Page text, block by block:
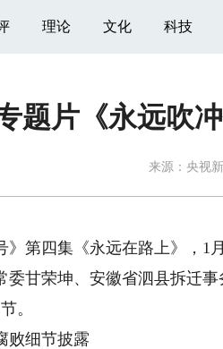
理论 文化 科技
题片《永远吹
来源：央视
第四集《永远在路上》，1
委甘荣坤、安徽省泗县拆迁
。
细节披露